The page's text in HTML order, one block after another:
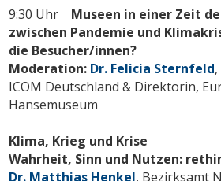
9:30 Uhr Museen in einer Zeit
zwischen Pandemie und
die Besucher/innen?
Moderation: Dr. Felicia Sternfeld
ICOM Deutschland & Direktorin,
Hansemuseum
Klima, Krieg und Krise
Wahrheit, Sinn und Nutzen:
Dr. Matthias Henkel, Bezirksamt